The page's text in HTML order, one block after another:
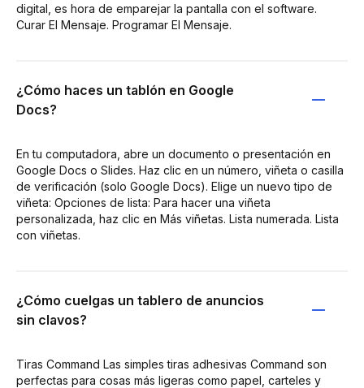
digital, es hora de emparejar la pantalla con el software.
Curar El Mensaje. Programar El Mensaje.
¿Cómo haces un tablón en Google
Docs?
En tu computadora, abre un documento o presentación en
Google Docs o Slides. Haz clic en un número, viñeta o casilla
de verificación (solo Google Docs). Elige un nuevo tipo de
viñeta: Opciones de lista: Para hacer una viñeta
personalizada, haz clic en Más viñetas. Lista numerada. Lista
con viñetas.
¿Cómo cuelgas un tablero de anuncios
sin clavos?
Tiras Command Las simples tiras adhesivas Command son
perfectas para cosas más ligeras como papel, carteles y